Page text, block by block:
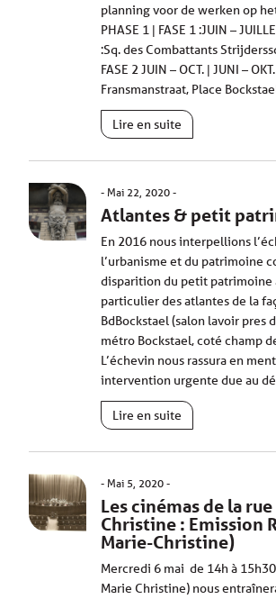
planning voor de werken op
PHASE 1 | FASE 1 :JUIN –
:Sq. des Combattants
FASE 2 JUIN – OCT. | JUNI –
Fransmanstraat, Place
Lire en suite
Mai 22, 2020
Atlantes & petit
En 2016 nous interpellions
l’urbanisme et du patrimoine
disparition du petit patrimoine
particulier des atlantes de la
BdBockstael (salon lavoir pres
métro Bockstael, coté champ
L’échevin nous rassura en
intervention urgente due au
Lire en suite
Mai 5, 2020
Les cinémas de la
Christine : Emission
Marie-Christine)
Mercredi 6 mai de 14h à
Marie Christine) nous